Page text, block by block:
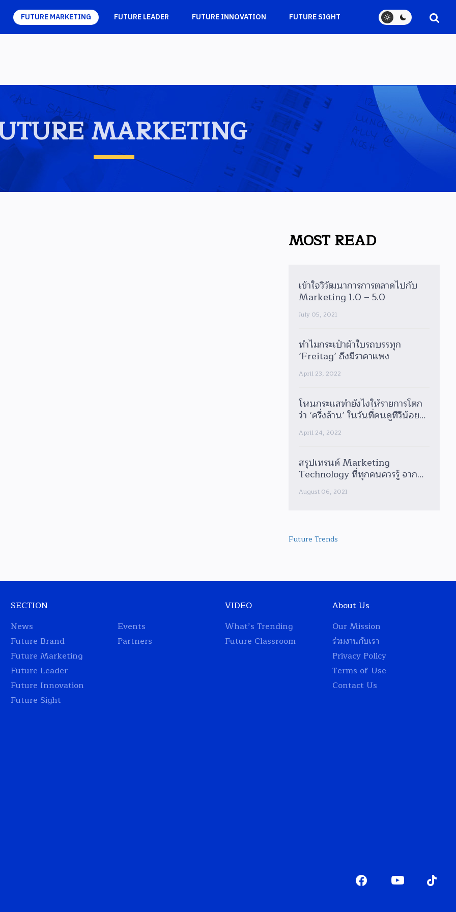
FUTURE MARKETING FUTURE LEADER FUTURE INNOVATION FUTURE SIGHT
MARKETING
MOST READ
เข้าใจวิวัฒนาการการตลาดไปกับ
Marketing 1.0 – 5.0
July 05, 2021
ทำไมกระเป๋าผ้าใบรถบรรทุก
‘Freitag’ ถึงมีราคาแพง
April 23, 2022
โหนกระแสทำยังไงให้รายการโตก
ว่า ‘ครึ่งล้าน’ ในวันที่คนดูทีวีน้อย
ลง?
April 24, 2022
สรุปเทรนด์ Marketing
Technology ที่ทุกคนควรรู้ จาก
งาน MarTech Vision 2022 โดย
กูรู MarTech ระดับประเทศ
August 06, 2021
Future Trends
SECTION
News
Future Brand
Future Marketing
Future Leader
Future Innovation
Future Sight
Events
Partners
VIDEO
What’s Trending
Future Classroom
About Us
Our Mission
ร่วมงานกับเรา
Privacy Policy
Terms of Use
Contact Us